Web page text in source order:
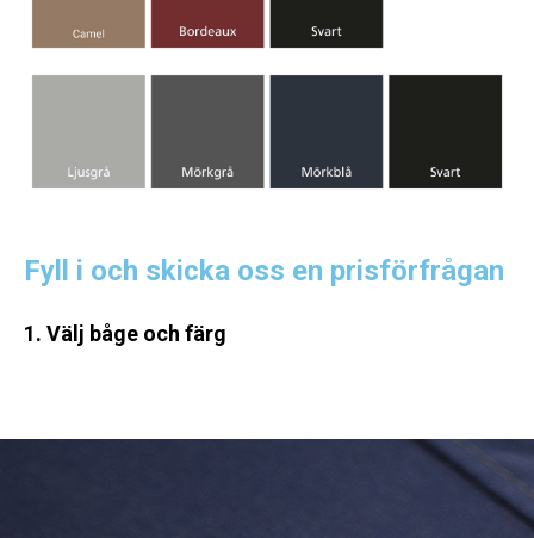
Fyll i och skicka oss en prisförfrågan
1. Välj båge och färg